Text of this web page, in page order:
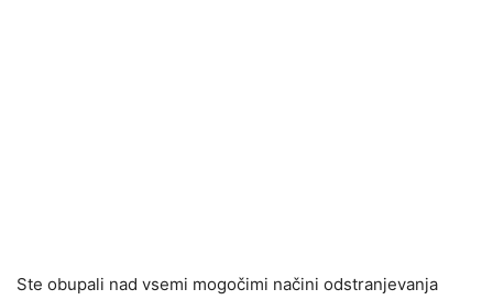
Ste obupali nad vsemi mogočimi načini odstranjevanja